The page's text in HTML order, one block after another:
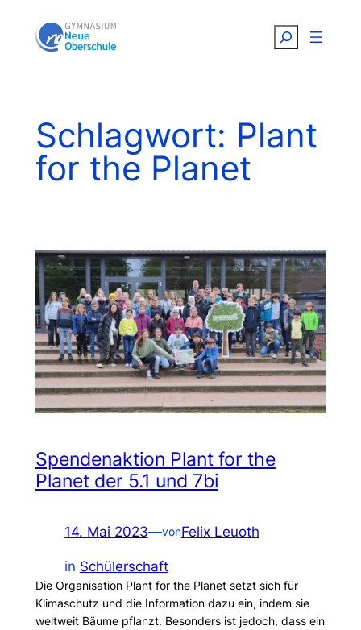
Inhalt
Suchen
Schlagwort: Plant
for the Planet
Spendenaktion Plant for the
Planet der 5.1 und 7bi
14. Mai 2023—vonFelix Leuoth
in Schülerschaft
Die Organisation Plant for the Planet setzt sich für
Klimaschutz und die Information dazu ein, indem sie
weltweit Bäume pflanzt. Besonders ist jedoch, dass ein